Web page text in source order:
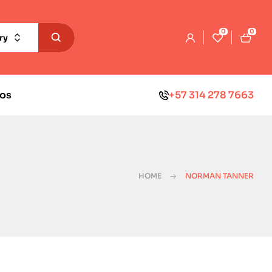
0 0
+57 314 278 7663
HOME NORMAN TANNER